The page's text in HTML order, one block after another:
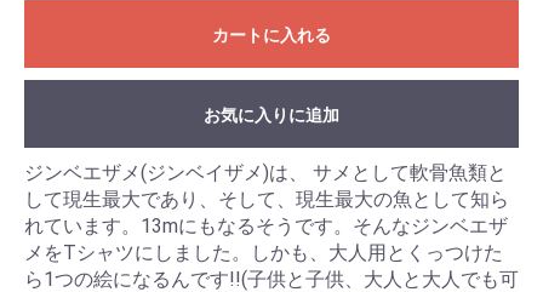
カートに入れる
お気に入りに追加
ジンベエザメ(ジンベイザメ)は、 サメとして軟骨魚類と
して現生最大であり、そして、現生最大の魚として知ら
れています。13mにもなるそうです。そんなジンベエザ
メをTシャツにしました。しかも、大人用とくっつけた
ら1つの絵になるんです!!(子供と子供、大人と大人でも可